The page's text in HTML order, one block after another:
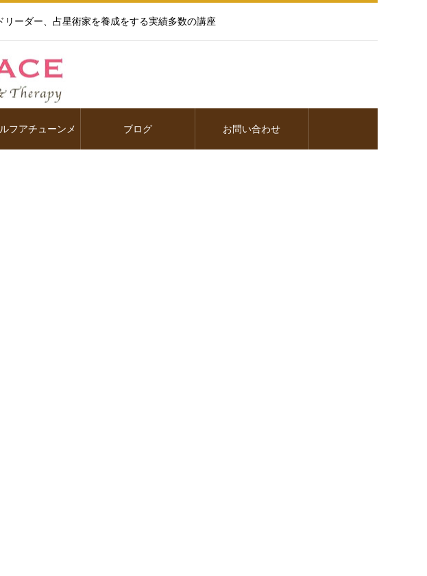
ーダー、占星術家を養成をする実績多数の講座
フアチューンメ ブログ お問い合わせ